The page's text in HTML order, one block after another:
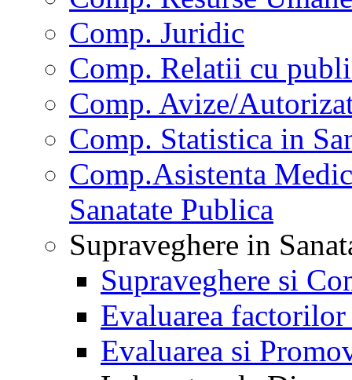
Comp. Juridic
Comp. Relatii cu
Comp. Avize/
Comp. Statistica in
Comp.Asistenta
Sanatate Publica
Supraveghere in
Supraveghere si
Evaluarea
Evaluarea si